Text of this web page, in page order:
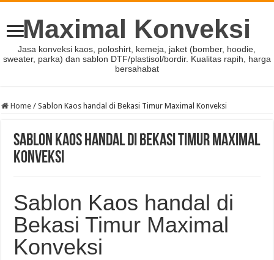
Maximal Konveksi
Jasa konveksi kaos, poloshirt, kemeja, jaket (bomber, hoodie,
sweater, parka) dan sablon DTF/plastisol/bordir. Kualitas rapih, harga
bersahabat
Home / Sablon Kaos handal di Bekasi Timur Maximal Konveksi
Sablon Kaos handal di Bekasi Timur Maximal
Konveksi
Sablon Kaos handal di
Bekasi Timur Maximal
Konveksi